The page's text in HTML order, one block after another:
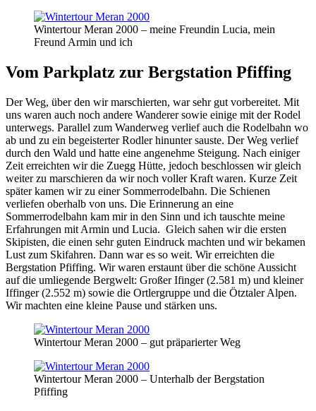
Wintertour Meran 2000 – meine Freundin Lucia, mein
Freund Armin und ich
Vom Parkplatz zur Bergstation Pfiffing
Der Weg, über den wir marschierten, war sehr gut vorbereitet. Mit
uns waren auch noch andere Wanderer sowie einige mit der Rodel
unterwegs. Parallel zum Wanderweg verlief auch die Rodelbahn wo
ab und zu ein begeisterter Rodler hinunter sauste. Der Weg verlief
durch den Wald und hatte eine angenehme Steigung. Nach einiger
Zeit erreichten wir die Zuegg Hütte, jedoch beschlossen wir gleich
weiter zu marschieren da wir noch voller Kraft waren. Kurze Zeit
später kamen wir zu einer Sommerrodelbahn. Die Schienen
verliefen oberhalb von uns. Die Erinnerung an eine
Sommerrodelbahn kam mir in den Sinn und ich tauschte meine
Erfahrungen mit Armin und Lucia. Gleich sahen wir die ersten
Skipisten, die einen sehr guten Eindruck machten und wir bekamen
Lust zum Skifahren. Dann war es so weit. Wir erreichten die
Bergstation Pfiffing. Wir waren erstaunt über die schöne Aussicht
auf die umliegende Bergwelt: Großer Ifinger (2.581 m) und kleiner
Iffinger (2.552 m) sowie die Ortlergruppe und die Ötztaler Alpen.
Wir machten eine kleine Pause und stärken uns.
Wintertour Meran 2000 – gut präparierter Weg
Wintertour Meran 2000 – Unterhalb der Bergstation
Pfiffing